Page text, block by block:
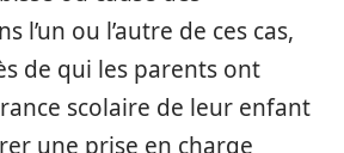
l’un ou l’autre de ces cas,
de qui les parents ont
scolaire de leur enfant
une prise en charge